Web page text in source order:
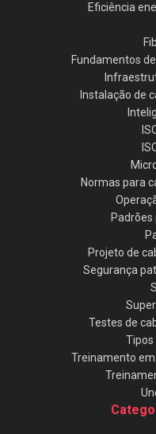
Eficiência
Fundamentos
Instalação de
Normas para
Projeto de
Segurança
Testes de
Tipos
Treinamento